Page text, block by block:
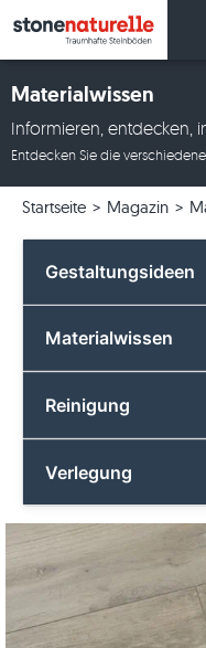
Materialwissen
Informieren, entdecken,
Entdecken Sie die
Startseite Magazin
Gestaltungsideen
Alle Gestaltungsideen
Badezimmer
Formate
Gartengestaltung
Küche
Kundenimpressionen
Materialwissen
Alle Materialwissen
Basalt
Granit
Reinigung
Alle Reinigung
Fliesen
Terrassenplatten
Verlegung
Alle Verlegung
Fliesen
Gartenbau